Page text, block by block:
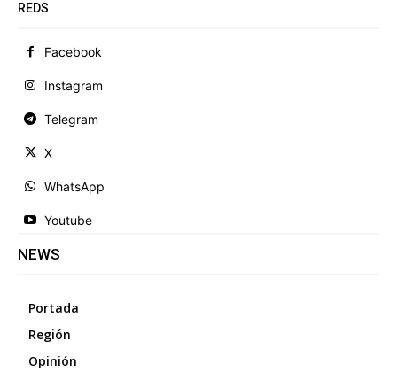
REDS
Facebook
Instagram
Telegram
X
WhatsApp
Youtube
NEWS
Portada
Región
Opinión